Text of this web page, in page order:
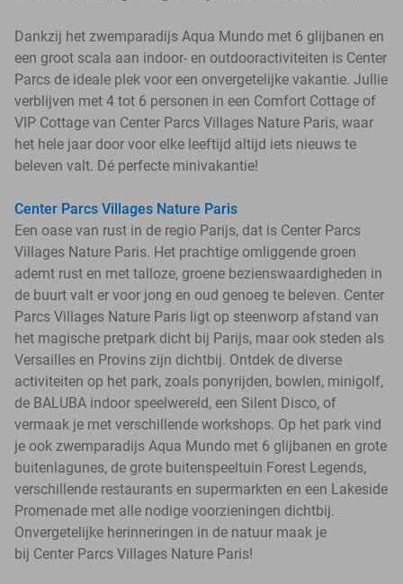
Dankzij het zwemparadijs Aqua Mundo met 6 glijbanen en
een groot scala aan indoor- en outdooractiviteiten is Center
Parcs de ideale plek voor een onvergetelijke vakantie. Jullie
verblijven met 4 tot 6 personen in een Comfort Cottage of
VIP Cottage van Center Parcs Villages Nature Paris, waar
het hele jaar door voor elke leeftijd altijd iets nieuws te
beleven valt. Dé perfecte minivakantie!
Center Parcs Villages Nature Paris
Een oase van rust in de regio Parijs, dat is Center Parcs
Villages Nature Paris. Het prachtige omliggende groen
ademt rust en met talloze, groene bezienswaardigheden in
de buurt valt er voor jong en oud genoeg te beleven. Center
Parcs Villages Nature Paris ligt op steenworp afstand van
het magische pretpark dicht bij Parijs, maar ook steden als
Versailles en Provins zijn dichtbij. Ontdek de diverse
activiteiten op het park, zoals ponyrijden, bowlen, minigolf,
de BALUBA indoor speelwereld, een Silent Disco, of
vermaak je met verschillende workshops. Op het park vind
je ook zwemparadijs Aqua Mundo met 6 glijbanen en grote
buitenlagunes, de grote buitenspeeltuin Forest Legends,
verschillende restaurants en supermarkten en een Lakeside
Promenade met alle nodige voorzieningen dichtbij.
Onvergetelijke herinneringen in de natuur maak je
bij Center Parcs Villages Nature Paris!